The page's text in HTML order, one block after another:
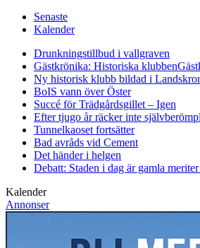
Senaste
Kalender
Drunkningstillbud i vallgraven
Gästkrönika: Historiska klubben
Ny historisk klubb bildad i
BoIS vann över Öster
Succé för Trädgårdsgillet – Igen
Efter tjugo år räcker inte självberöm
Tunnelkaoset fortsätter
Bad avråds vid Cement
Det händer i helgen
Debatt: Staden i dag är gamla
Kalender
Annonser